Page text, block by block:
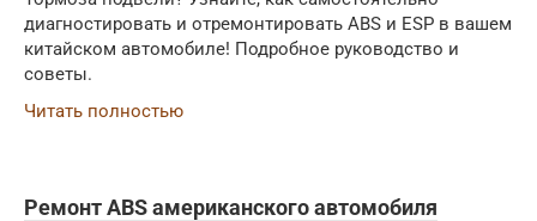
диагностировать и отремонтировать ABS и ESP в вашем
китайском автомобиле! Подробное руководство и
советы.
Читать полностью
Ремонт ABS американского автомобиля